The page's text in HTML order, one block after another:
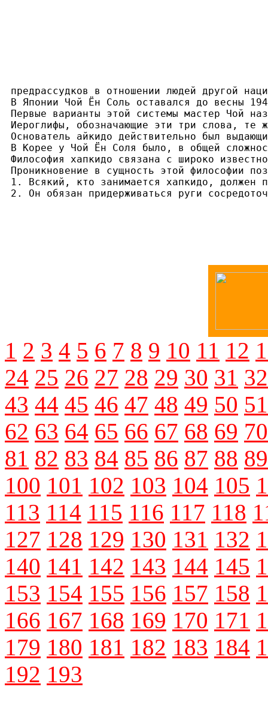
предрассудков в отношении людей другой
В Японии Чой Ён Соль оставался до весны
Первые варианты этой системы мастер Чой
Иероглифы, обозначающие эти три слова, те
Основатель айкидо действительно был
В Корее у Чой Ён Соля было, в общей
Философия хапкидо связана с широко
Проникновение в сущность этой философии
1. Всякий, кто занимается хапкидо, должен
2. Он обязан придерживаться руги
1 2 3 4 5 6 7 8 9 10 11 12
24 25 26 27 28 29 30 31 32
43 44 45 46 47 48 49 50 51
62 63 64 65 66 67 68 69 70
81 82 83 84 85 86 87 88 89
100 101 102 103 104 105
113 114 115 116 117 118
127 128 129 130 131 132
140 141 142 143 144 145
153 154 155 156 157 158
166 167 168 169 170 171
179 180 181 182 183 184
192 193